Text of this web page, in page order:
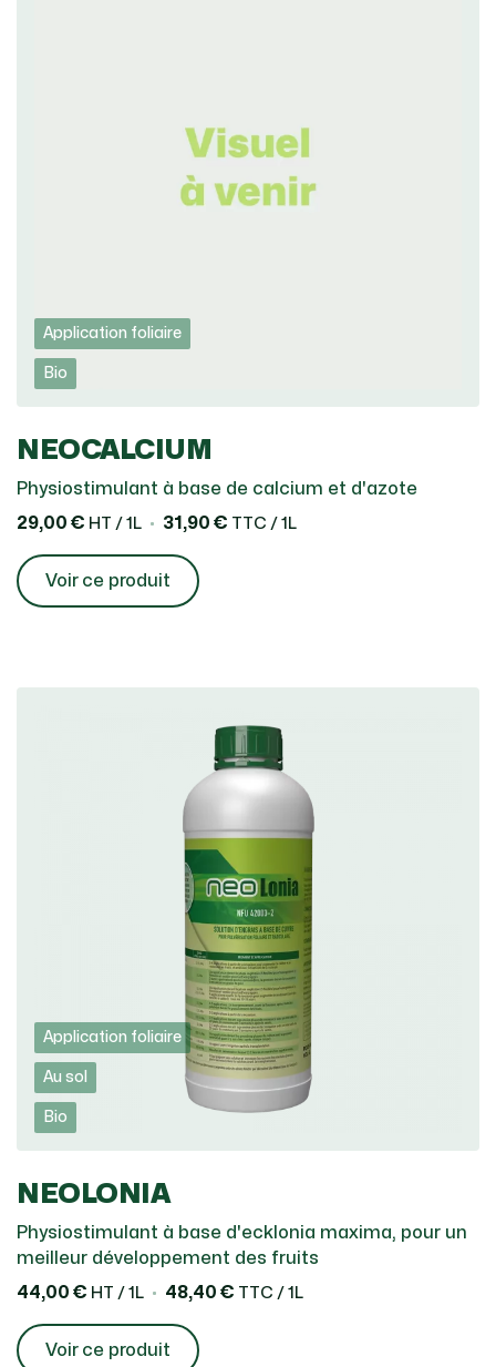
Application foliaire
Bio
NEOCALCIUM
Physiostimulant à base de calcium et d'azote
29,00 € HT / 1L 31,90 € TTC / 1L
Voir ce produit
Application foliaire
Au sol
Bio
NEOLONIA
Physiostimulant à base d'ecklonia maxima, pour un
meilleur développement des fruits
44,00 € HT / 1L 48,40 € TTC / 1L
Voir ce produit